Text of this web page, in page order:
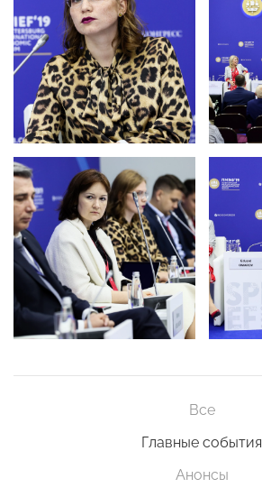
Все
Главные события
Анонсы